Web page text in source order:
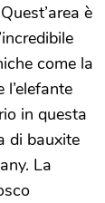
è
come la
l’elefante
in questa
di bauxite
La